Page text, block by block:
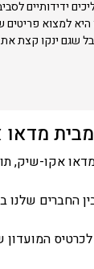
ידידותיים
למצוא פריטים
שגם ינקו קצת
אקו-שיק,
החברים שלנו